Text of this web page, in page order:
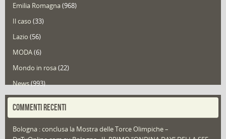
Emilia Romagna(968)
Il caso (33)
Lazio (56)
MODA(6)
Mondo in rosa(22)
News(993)
Portfolio(1)
Redazioni(1.049)
COMMENTI RECENTI
Bologna : conclusa la Mostra delle Torce Olimpiche –